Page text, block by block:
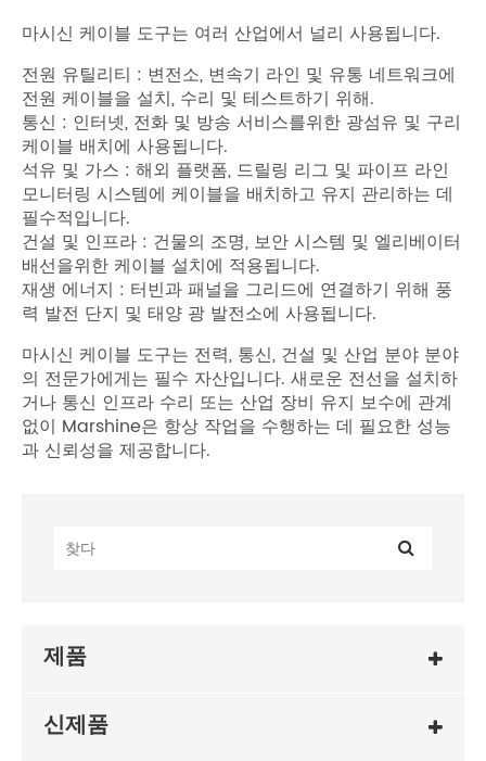
마시신 케이블 도구는 여러 산업에서 널리 사용됩니다.
전원 유틸리티 : 변전소, 변속기 라인 및 유통 네트워크에
전원 케이블을 설치, 수리 및 테스트하기 위해.
통신 : 인터넷, 전화 및 방송 서비스를위한 광섬유 및 구리
케이블 배치에 사용됩니다.
석유 및 가스 : 해외 플랫폼, 드릴링 리그 및 파이프 라인
모니터링 시스템에 케이블을 배치하고 유지 관리하는 데
필수적입니다.
건설 및 인프라 : 건물의 조명, 보안 시스템 및 엘리베이터
배선을위한 케이블 설치에 적용됩니다.
재생 에너지 : 터빈과 패널을 그리드에 연결하기 위해 풍
력 발전 단지 및 태양 광 발전소에 사용됩니다.
마시신 케이블 도구는 전력, 통신, 건설 및 산업 분야 분야
의 전문가에게는 필수 자산입니다. 새로운 전선을 설치하
거나 통신 인프라 수리 또는 산업 장비 유지 보수에 관계
없이 Marshine은 항상 작업을 수행하는 데 필요한 성능
과 신뢰성을 제공합니다.
제품
신제품